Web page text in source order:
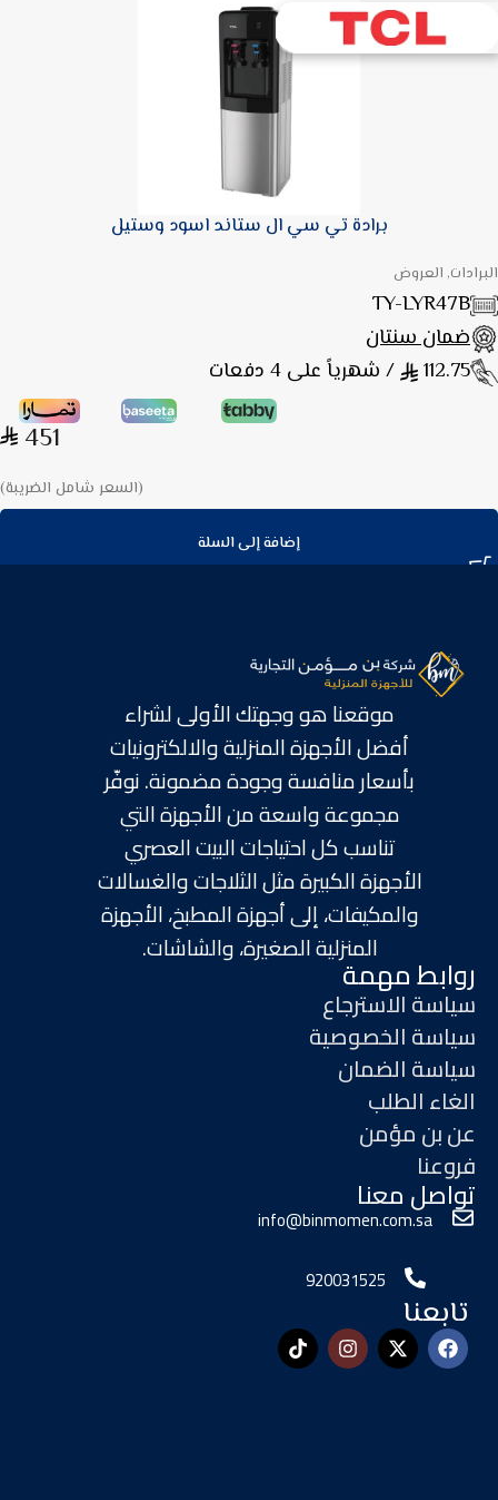
برادة تي سي ال ستاند اسود وستيل
البرادات, العروض
TY-LYR47B
ضمان سنتان
112.75
/ شهرياً على 4 دفعات
451
(السعر شامل الضريبة)
إضافة إلى السلة
موقعنا هو وجهتك الأولى لشراء
أفضل الأجهزة المنزلية والالكترونيات
بأسعار منافسة وجودة مضمونة. نوفّر
مجموعة واسعة من الأجهزة التي
تناسب كل احتياجات البيت العصري
الأجهزة الكبيرة مثل الثلاجات والغسالات
والمكيفات، إلى أجهزة المطبخ، الأجهزة
المنزلية الصغيرة، والشاشات.
روابط مهمة
سياسة الاسترجاع
سياسة الخصوصية
سياسة الضمان
الغاء الطلب
عن بن مؤمن
فروعنا
تواصل معنا
info@binmomen.com.sa
920031525
تابعنا